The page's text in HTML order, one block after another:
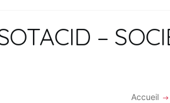
–
Accueil